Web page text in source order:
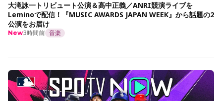
大滝詠一トリビュート公演＆高中正義／ANRI競演ライブを
Leminoで配信！『MUSIC AWARDS JAPAN WEEK』から話題の2
公演をお届け
New3時間前 音楽